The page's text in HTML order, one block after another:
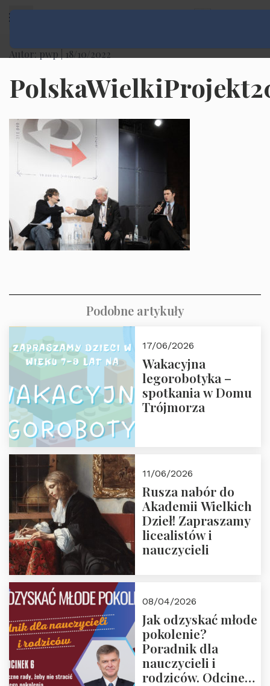
Autor: pwp | 18/10/2022
Podobne artykuły
17/06/2026
Wakacyjna
legorobotyka –
spotkania w Domu
Trójmorza
11/06/2026
Rusza nabór do
Akademii Wielkich
Dzieł! Zapraszamy
licealistów i
nauczycieli
08/04/2026
Jak odzyskać młode
pokolenie?
Poradnik dla
nauczycieli i
rodziców. Odcinek